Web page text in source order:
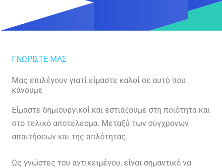
ΓΝΩΡΙΣΤΕ ΜΑΣ
Μας επιλέγουν γιατί είμαστε καλοί σε αυτό που
κάνουμε
Είμαστε δημιουργικοί και εστιάζουμε στη ποιότητα και
στο τελικό αποτέλεσμα. Μεταξύ των σύγχρονων
απαιτήσεων και της απλότητας.
Ως γνώστες του αντικειμένου, είναι σημαντικό να